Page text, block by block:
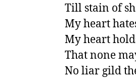
Till stain of
My heart
My heart
That none
No liar gild